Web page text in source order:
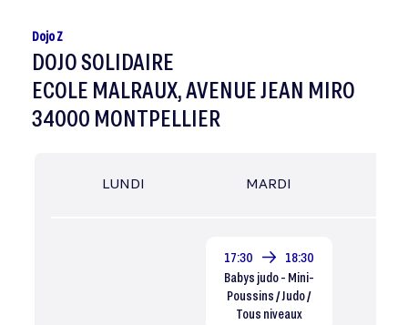
Dojo Z
DOJO SOLIDAIRE
ECOLE MALRAUX, AVENUE JEAN MIRO
34000 MONTPELLIER
LUNDI MARDI
17:30
18:30
Babys judo - Mini-
Poussins / Judo /
Tous niveaux